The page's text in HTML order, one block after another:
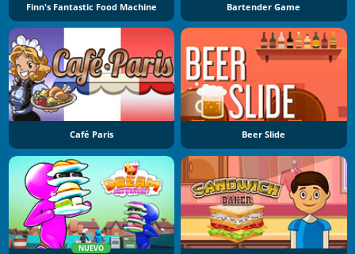
Finn's Fantastic Food Machine Bartender Game
Café Paris Beer Slide
NUEVO